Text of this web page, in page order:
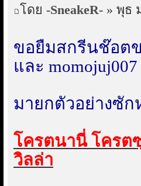
โดย -SneakeR- » พุธ
ขอยืมสกรีนช๊อตข
และ momojuj007
มายกตัวอย่างซัก
โครตนานี่ โครต
วิลล่า